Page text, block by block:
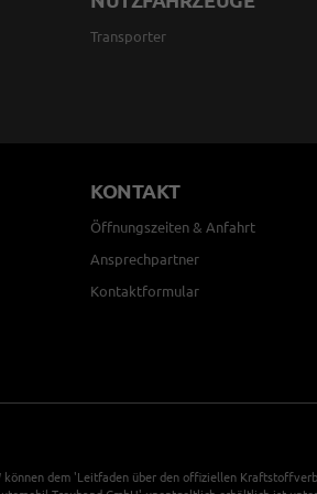
Transporter
KONTAKT
Öffnungszeiten & Anfahrt
Ansprechpartner
Kontaktformular
können dem 'Leitfaden über den offiziellen